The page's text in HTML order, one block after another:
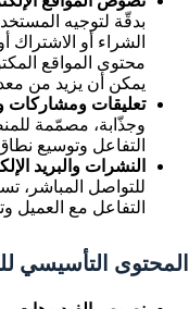
بدقّة لتوجيه
الشراء أو
محتوى المواقع
يمكن أن يزيد من
تعليقات ومشاركات
وجذّابة، مصمّمة
التفاعل وتوسيع
النشرات والبريد
للتواصل المباشر،
التفاعل مع العميل
المحتوى التأسيسي